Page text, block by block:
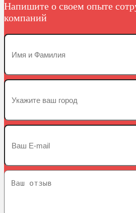
Напишите о своем опыте
компаний